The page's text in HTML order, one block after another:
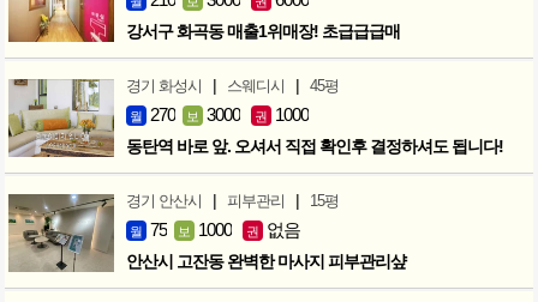
강서구 화곡동 매출1위매장! 초급급급매
경기 화성시 | 스웨디시 | 45평
월 270 보 3000 권 1000
동탄역 바로 앞. 오셔서 직접 확인후 결정하셔도 됩니다!
경기 안산시 | 피부관리 | 15평
월 75 보 1000 권 없음
안산시 고잔동 완벽한 마사지 피부관리샾